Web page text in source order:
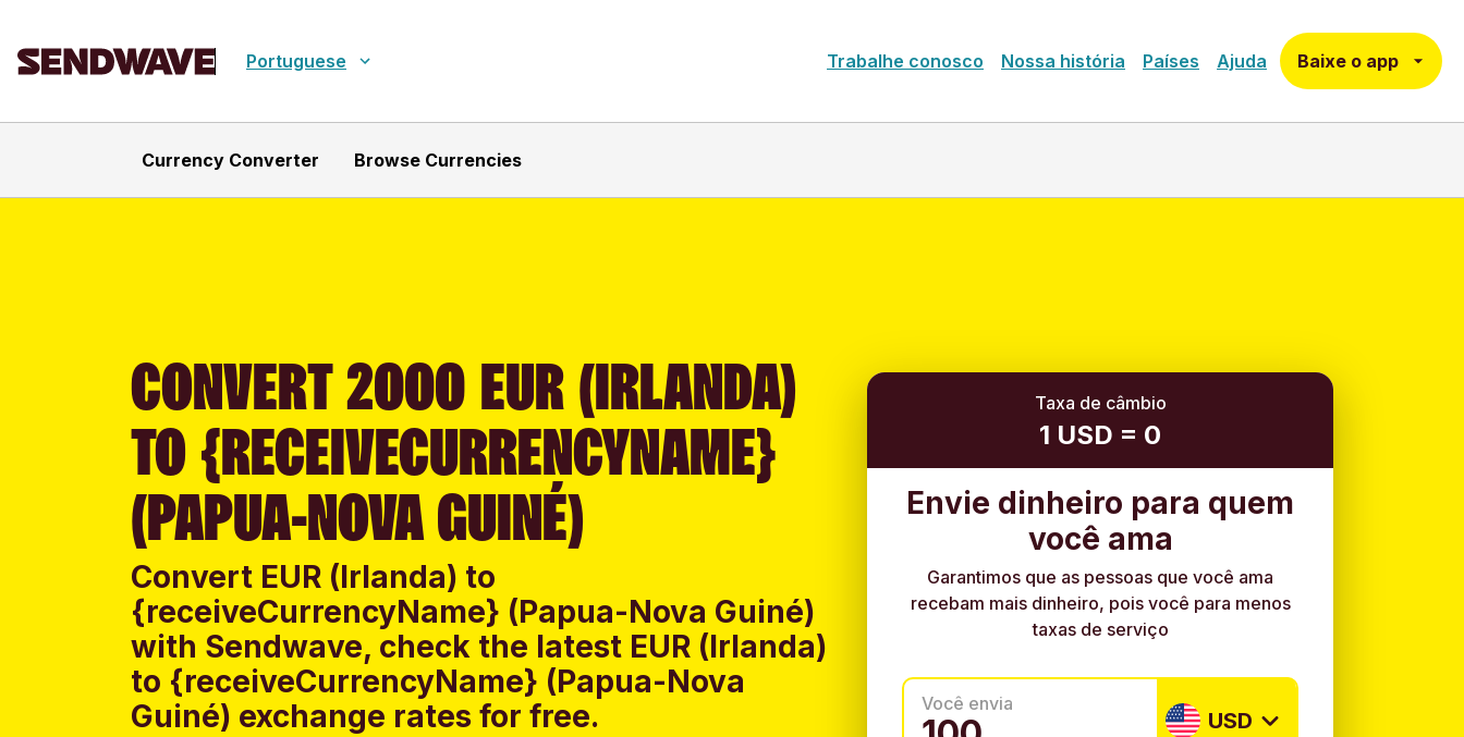
Portuguese Trabalhe conosco Nossa história Países Ajuda Baixe o app
Currency Converter Browse Currencies
CONVERT 2000 EUR (IRLANDA)
TO {RECEIVECURRENCYNAME}
(PAPUA-NOVA GUINÉ)
Convert EUR (Irlanda) to
{receiveCurrencyName} (Papua-Nova Guiné)
with Sendwave, check the latest EUR (Irlanda)
to {receiveCurrencyName} (Papua-Nova
Guiné) exchange rates for free.
Taxa de câmbio
1 USD = 0
Envie dinheiro para quem
você ama
Garantimos que as pessoas que você ama
recebam mais dinheiro, pois você para menos
taxas de serviço
Você envia
USD